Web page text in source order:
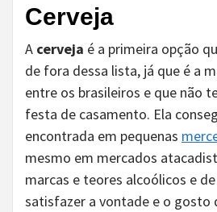
Cerveja
A cerveja é a primeira opção
de fora dessa lista, já que é a
entre os brasileiros e que não
festa de casamento. Ela
encontrada em pequenas
mesmo em mercados
marcas e teores alcoólicos e
satisfazer a vontade e o gosto